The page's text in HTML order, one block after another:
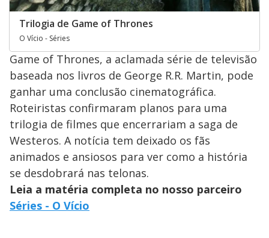
Trilogia de Game of Thrones
O Vício - Séries
Game of Thrones, a aclamada série de televisão
baseada nos livros de George R.R. Martin, pode
ganhar uma conclusão cinematográfica.
Roteiristas confirmaram planos para uma
trilogia de filmes que encerrariam a saga de
Westeros. A notícia tem deixado os fãs
animados e ansiosos para ver como a história
se desdobrará nas telonas.
Leia a matéria completa no nosso parceiro
Séries - O Vício